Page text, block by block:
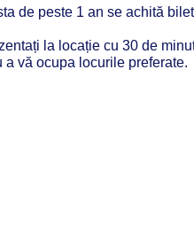
de peste 1 an se achită
la locație cu 30 de
vă ocupa locurile preferate.